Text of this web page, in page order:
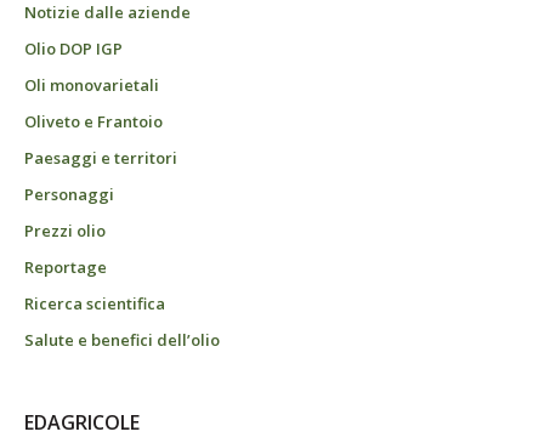
Notizie dalle aziende
Olio DOP IGP
Oli monovarietali
Oliveto e Frantoio
Paesaggi e territori
Personaggi
Prezzi olio
Reportage
Ricerca scientifica
Salute e benefici dell’olio
EDAGRICOLE